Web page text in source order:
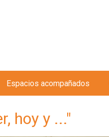
hoy y ..."
Espacios acompañados